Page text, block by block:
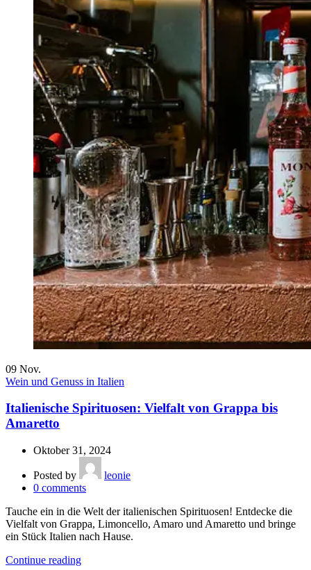
09 Nov.
Wein und Genuss in Italien
Italienische Spirituosen: Vielfalt von Grappa bis
Amaretto
Oktober 31, 2024
Posted by
leonie
0 comments
Tauche ein in die Welt der italienischen Spirituosen! Entdecke die
Vielfalt von Grappa, Limoncello, Amaro und Amaretto und bringe
ein Stück Italien nach Hause.
Continue reading